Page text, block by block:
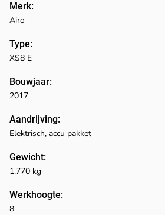
Merk:
Type:
Bouwjaar:
Aandrijving:
Gewicht:
Werkhoogte:
Airo
XS8 E
2017
Elektrisch, accu pakket
1.770 kg
8